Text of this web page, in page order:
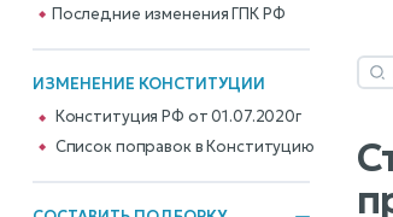
Последние изменения ГПК РФ
ИЗМЕНЕНИЕ КОНСТИТУЦИИ
Конституция РФ от 01.07.2020г
Cписок поправок в Конституцию